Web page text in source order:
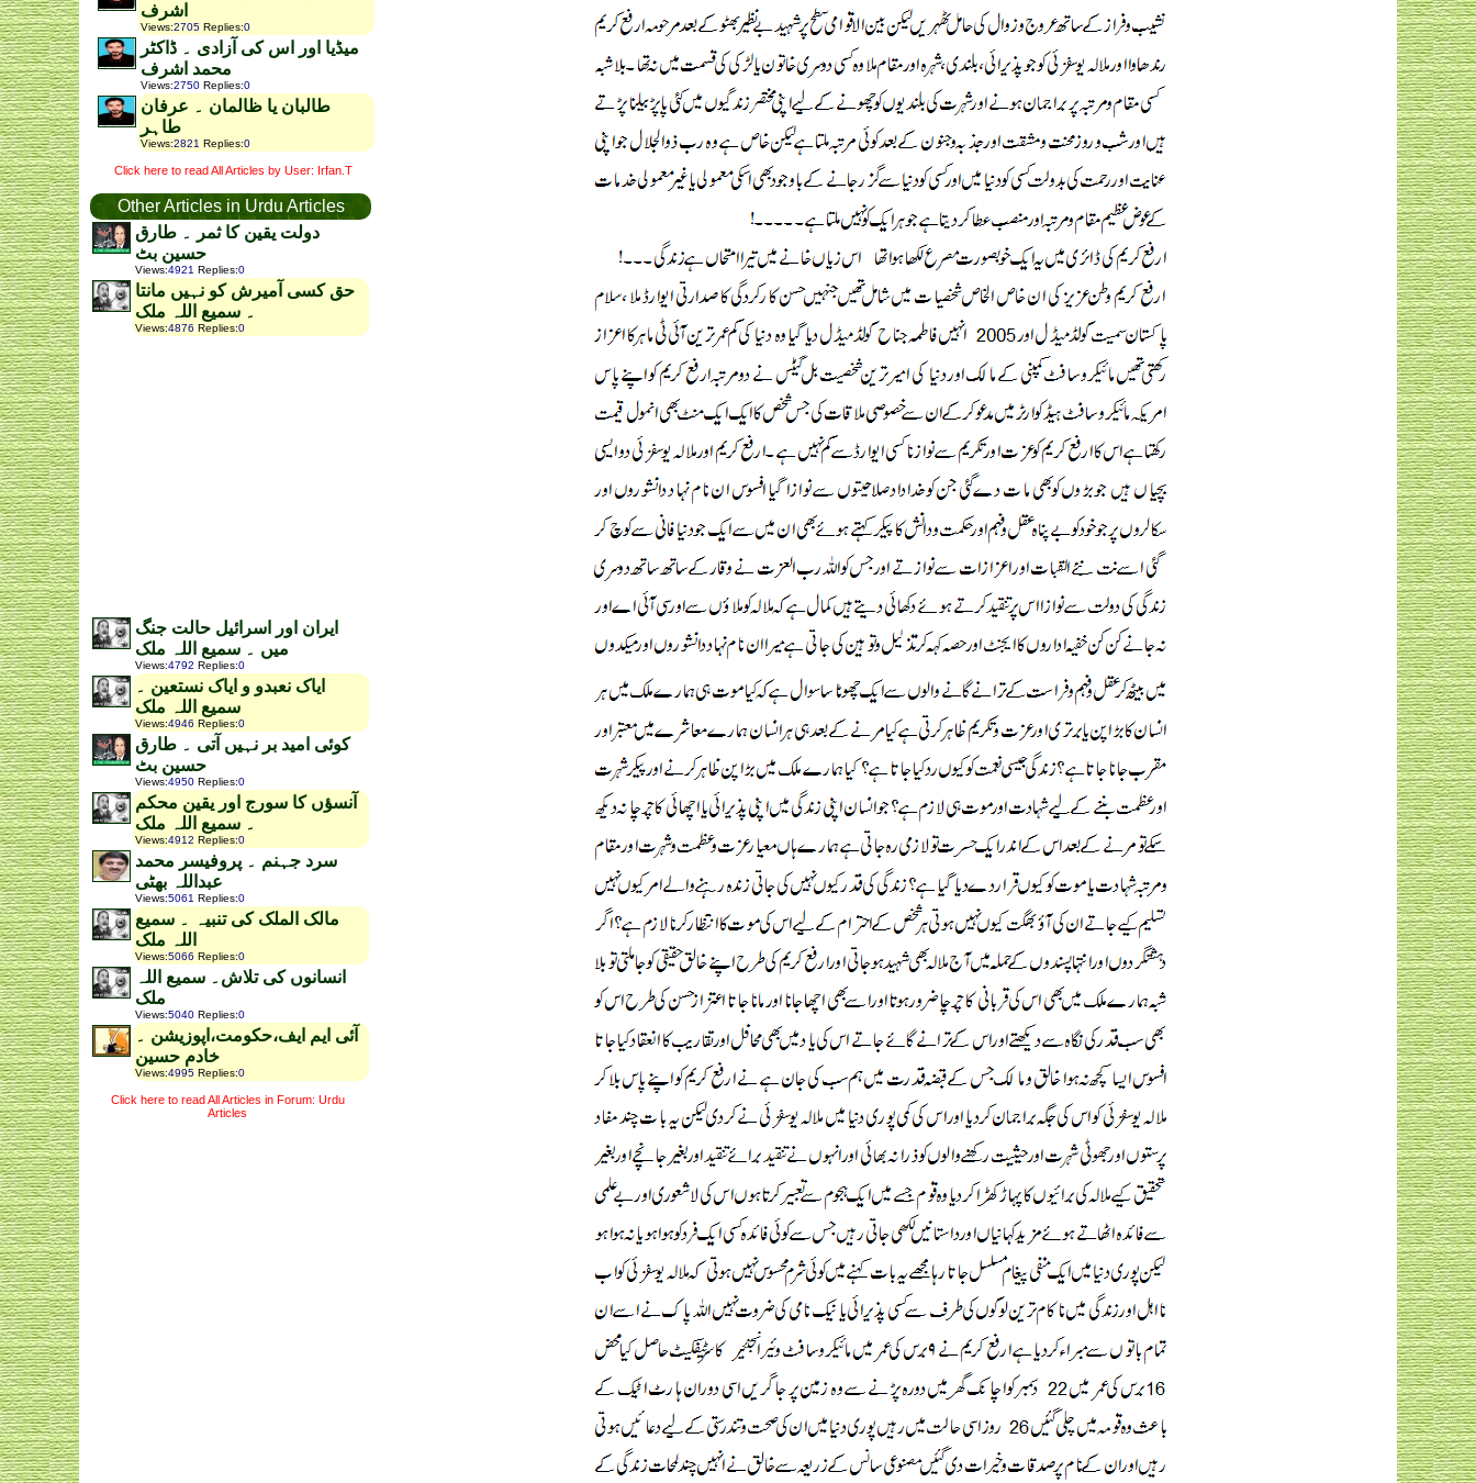
اشرف
Views:2705 Replies:0
میڈیا اور اس کی آزادی ۔ ڈاکٹر
محمد اشرف
Views:2750 Replies:0
طالبان یا ظالمان ۔ عرفان
طاہر
Views:2821 Replies:0
Click here to read All Articles by User: Irfan.T
Other Articles in Urdu Articles
دولت یقین کا ثمر ۔ طارق
حسین بٹ
Views:4921 Replies:0
حق کسی آمیرش کو نہیں مانتا
۔ سمیع اللہ ملک
Views:4876 Replies:0
ایران اور اسرائیل حالت جنگ
میں ۔ سمیع اللہ ملک
Views:4792 Replies:0
ایاک نعبدو و ایاک نستعین ۔
سمیع اللہ ملک
Views:4946 Replies:0
کوئی امید بر نہیں آتی ۔ طارق
حسین بٹ
Views:4950 Replies:0
آنسؤں کا سورج اور یقین محکم
۔ سمیع اللہ ملک
Views:4912 Replies:0
سرد جہنم ۔ پروفیسر محمد
عبداللہ بھٹی
Views:5061 Replies:0
مالک الملک کی تنبیہ ۔ سمیع
اللہ ملک
Views:5066 Replies:0
انسانوں کی تلاش۔ سمیع اللہ
ملک
Views:5040 Replies:0
آئی ایم ایف،حکومت،اپوزیشن ۔
خادم حسین
Views:4995 Replies:0
Click here to read All Articles in Forum: Urdu
Articles